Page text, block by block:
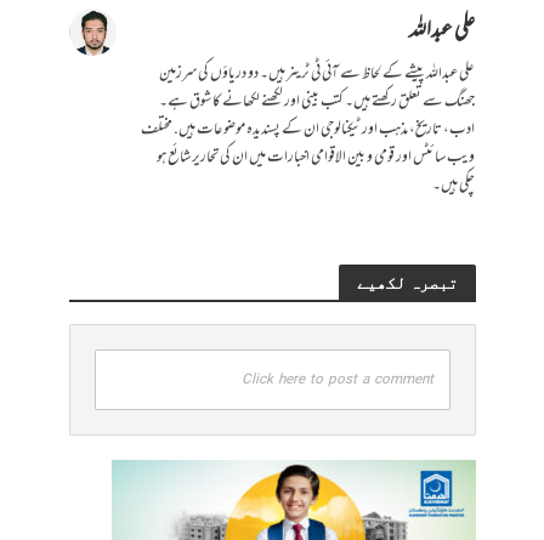
علی عبداللہ
علی عبداللہ پیشے کے لحاظ سے آئی ٹی ٹرینر ہیں۔ دو دریاؤں کی سرزمین
جھنگ سے تعلق رکھتے ہیں۔ کتب بینی اور لکھنے لکھانے کا شوق ہے۔
ادب، تاریخ، مذہب اور ٹیکنالوجی ان کے پسندیدہ موضوعات ہیں. مختلف
ویب سائٹس اور قومی و بین الاقوامی اخبارات میں ان کی تحاریر شائع ہو
چکی ہیں۔
تبصرہ لکھیے
Click here to post a comment